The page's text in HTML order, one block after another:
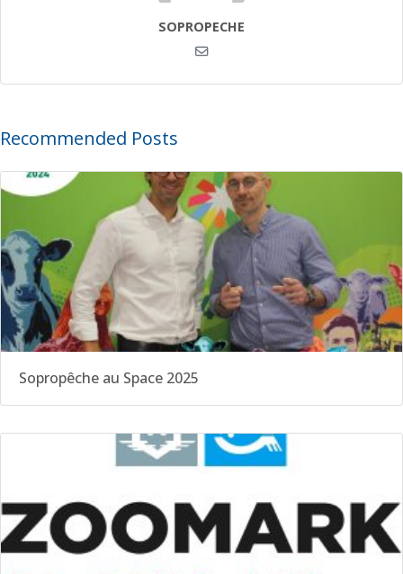
SOPROPECHE
Recommended Posts
Sopropêche au Space 2025